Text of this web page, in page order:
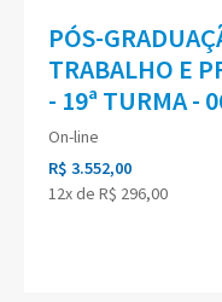
PÓS-
TRABALHO E
- 19ª TURMA -
On-line
R$ 3.552,00
12x de R$ 296,00